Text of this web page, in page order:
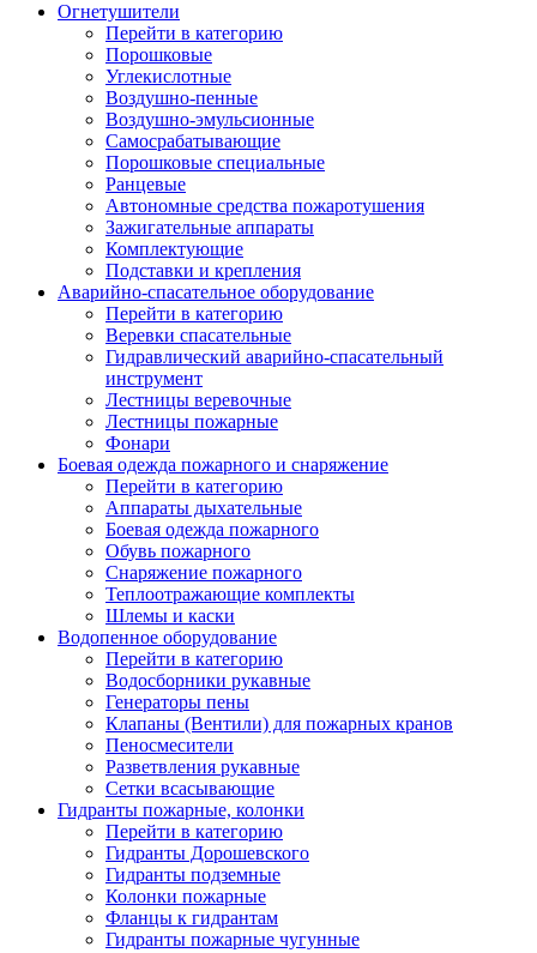
Огнетушители
Перейти в категорию
Порошковые
Углекислотные
Воздушно-пенные
Воздушно-эмульсионные
Самосрабатывающие
Порошковые специальные
Ранцевые
Автономные средства пожаротушения
Зажигательные аппараты
Комплектующие
Подставки и крепления
Аварийно-спасательное оборудование
Перейти в категорию
Веревки спасательные
Гидравлический аварийно-спасательный
инструмент
Лестницы веревочные
Лестницы пожарные
Фонари
Боевая одежда пожарного и снаряжение
Перейти в категорию
Аппараты дыхательные
Боевая одежда пожарного
Обувь пожарного
Снаряжение пожарного
Теплоотражающие комплекты
Шлемы и каски
Водопенное оборудование
Перейти в категорию
Водосборники рукавные
Генераторы пены
Клапаны (Вентили) для пожарных кранов
Пеносмесители
Разветвления рукавные
Сетки всасывающие
Гидранты пожарные, колонки
Перейти в категорию
Гидранты Дорошевского
Гидранты подземные
Колонки пожарные
Фланцы к гидрантам
Гидранты пожарные чугунные